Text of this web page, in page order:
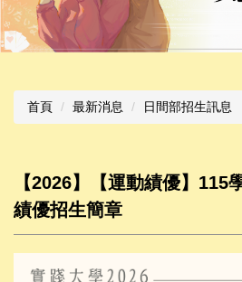
首頁 最新消息 日間部招生訊息
【2026】【運動績優】115
績優招生簡章